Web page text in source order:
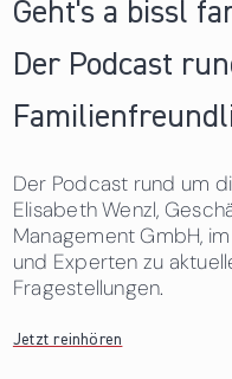
Geht's a bissl
Der Podcast
Der Podcast rund um
Elisabeth Wenzl,
Management GmbH,
und Experten zu
Fragestellungen.
Jetzt reinhören